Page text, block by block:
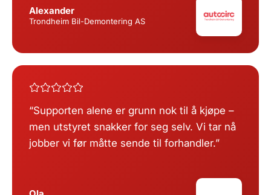
Alexander
Trondheim Bil-Demontering AS
Supporten alene er grunn nok til å kjøpe –
men utstyret snakker for seg selv. Vi tar nå
jobber vi før måtte sende til forhandler.